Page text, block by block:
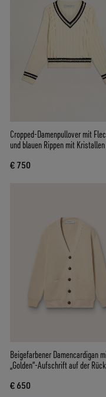
Cropped-Damenpullover mit
und blauen Rippen mit Kristallen
€ 750
Beigefarbener Damencardigan
„Golden“-Aufschrift auf der
€ 650